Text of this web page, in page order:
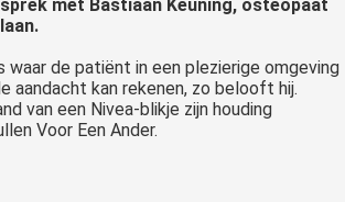
met Bastiaan Keuning, osteopaat
waar de patiënt in een plezierige omgeving
aandacht kan rekenen, zo belooft hij.
van een Nivea-blikje zijn houding
Voor Een Ander.